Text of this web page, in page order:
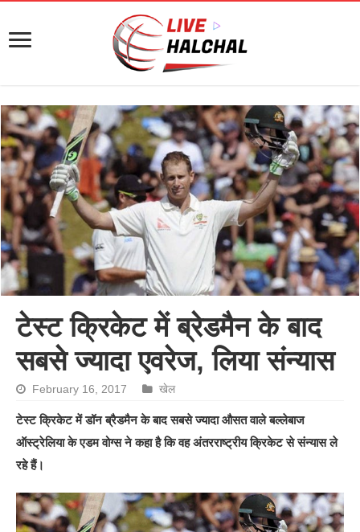
टेस्ट क्रिकेट में ब्रेडमैन के बाद
सबसे ज्यादा एवरेज, लिया संन्यास
February 16, 2017 खेल
टेस्ट क्रिकेट में डॉन ब्रैडमैन के बाद सबसे ज्यादा औसत वाले बल्लेबाज
ऑस्ट्रेलिया के एडम वोग्स ने कहा है कि वह अंतरराष्ट्रीय क्रिकेट से संन्यास ले
रहे हैं।